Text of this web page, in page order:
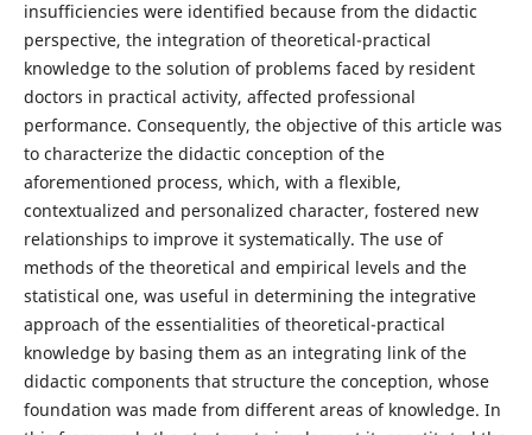
insufficiencies were identified because from the didactic
perspective, the integration of theoretical-practical
knowledge to the solution of problems faced by resident
doctors in practical activity, affected professional
performance. Consequently, the objective of this article was
to characterize the didactic conception of the
aforementioned process, which, with a flexible,
contextualized and personalized character, fostered new
relationships to improve it systematically. The use of
methods of the theoretical and empirical levels and the
statistical one, was useful in determining the integrative
approach of the essentialities of theoretical-practical
knowledge by basing them as an integrating link of the
didactic components that structure the conception, whose
foundation was made from different areas of knowledge. In